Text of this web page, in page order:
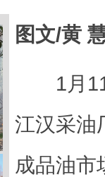
图文/黄
1月11
江汉采油
成品油市